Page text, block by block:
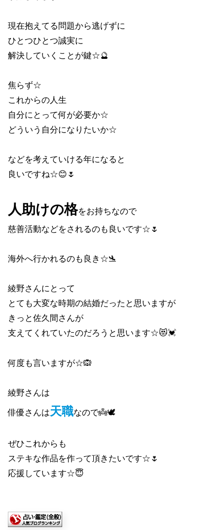
現在抱えてる問題から逃げずに
ひとつひとつ誠実に
解決していくことが鍵☆🔮
焦らず☆
これからの人生
自分にとって何が必要か☆
どういう自分になりたいか☆
などを考えていける年になると
良いですね☆😊🌷
人助けの格をお持ちなので
慈善活動などをされるのも良いです☆🌷
海外へ行かれるのも良き☆🛬
綾野さんにとって
とても大変な時期の結婚だったと思いますが
きっと佐久間さんが
支えてくれていたのだろうと思います☆😻💓
何度も言いますが☆🙉
綾野さんは
俳優さんは天職なので👼🕊
ぜひこれからも
ステキな作品を作って頂きたいです☆🌷
応援しています☆😇